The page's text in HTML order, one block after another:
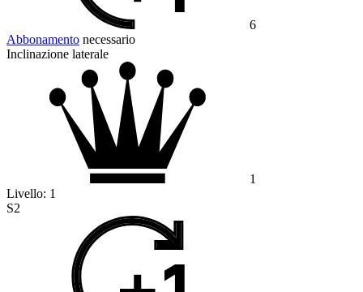
6
Abbonamento necessario
Inclinazione laterale
1
Livello: 1
S2